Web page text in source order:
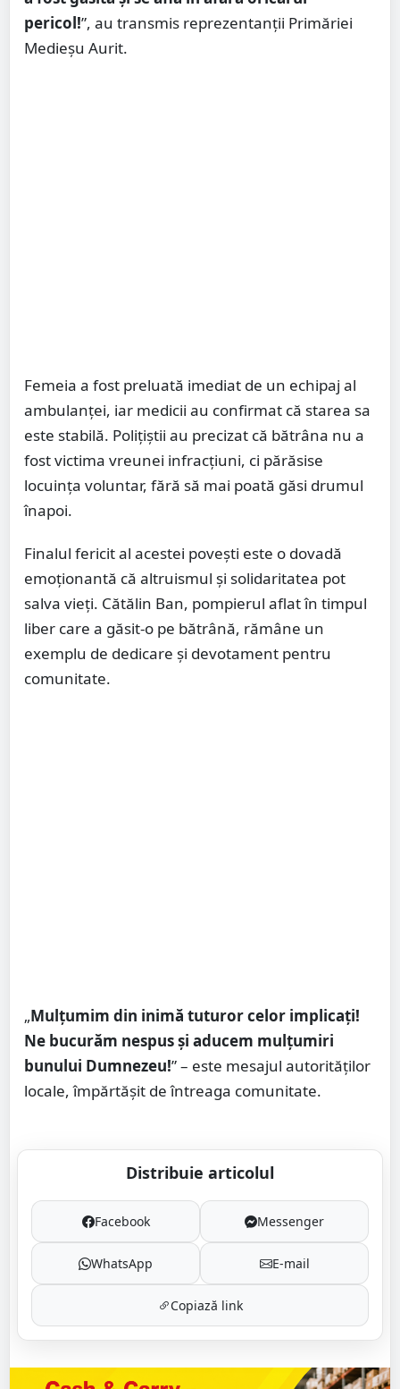
pericol!”, au transmis reprezentanții Primăriei
Medieșu Aurit.
Femeia a fost preluată imediat de un echipaj al
ambulanței, iar medicii au confirmat că starea sa
este stabilă. Polițiștii au precizat că bătrâna nu a
fost victima vreunei infracțiuni, ci părăsise
locuința voluntar, fără să mai poată găsi drumul
înapoi.
Finalul fericit al acestei povești este o dovadă
emoționantă că altruismul și solidaritatea pot
salva vieți. Cătălin Ban, pompierul aflat în timpul
liber care a găsit-o pe bătrână, rămâne un
exemplu de dedicare și devotament pentru
comunitate.
„Mulțumim din inimă tuturor celor implicați!
Ne bucurăm nespus și aducem mulțumiri
bunului Dumnezeu!” – este mesajul autorităților
locale, împărtășit de întreaga comunitate.
Distribuie articolul
Facebook Messenger
WhatsApp E-mail
Copiază link